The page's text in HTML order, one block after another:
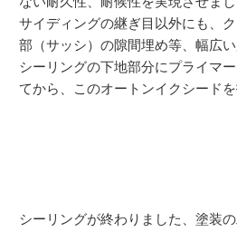
サイディングの継ぎ目以外にも、
部（サッシ）の隙間埋め等、幅広
シーリングの下地部分にプライマ
てから、このオートンイクシードを
シーリングが終わりました、塗装の